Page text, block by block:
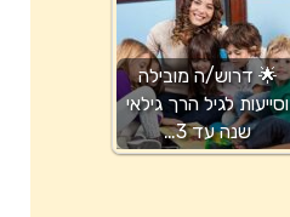
🌟 דרוש/ה מובילה
וסייעות לגיל הרך גילאי
שנה עד 3…